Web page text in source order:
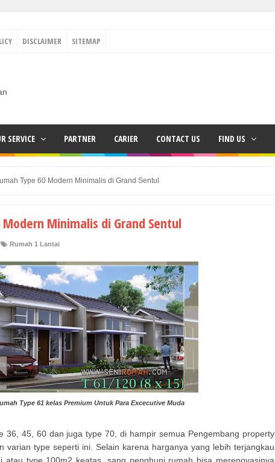
DISCLAIMER SITEMAP
SERVICE PARTNER CARIER CONTACT US FIND US
Type 60 Modern Minimalis di Grand Sentul
Modern Minimalis di Grand Sentul
Rumah 1 Lantai
Type 61 kelas Premium Untuk Para Excecutive Muda
36, 45, 60 dan juga type 70, di hampir semua Pengembang property
varian type seperti ini. Selain karena harganya yang lebih terjangkau